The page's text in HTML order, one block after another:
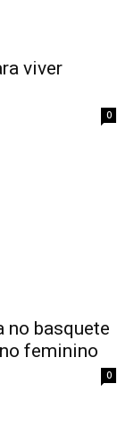
viver
0
no basquete
feminino
0